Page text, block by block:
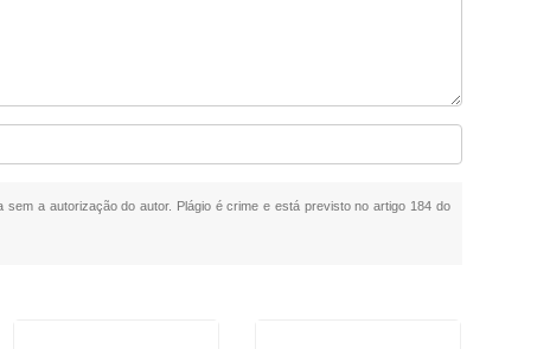
a autorização do autor. Plágio é crime e está previsto no artigo 184 do